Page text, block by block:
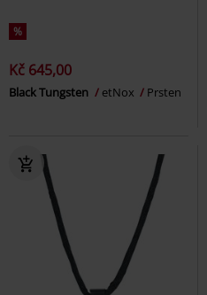
%
Kč 645,00
Black Tungsten etNox Prsten